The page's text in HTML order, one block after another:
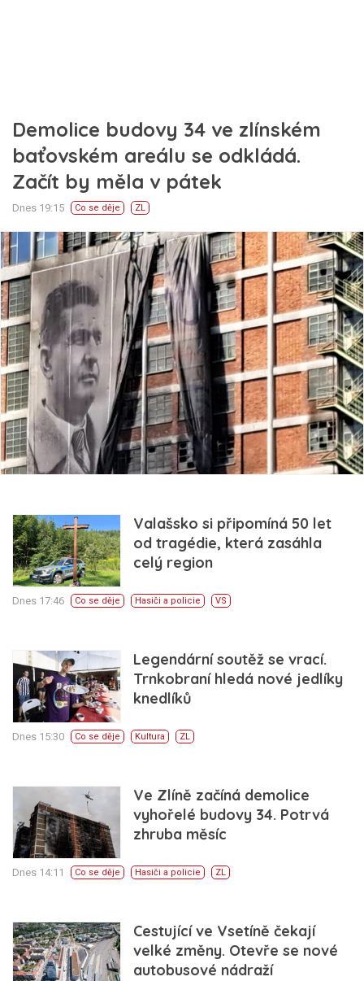
Demolice budovy 34 ve zlínském
baťovském areálu se odkládá.
Začít by měla v pátek
Dnes 19:15 Co se děje ZL
Valašsko si připomíná 50 let
od tragédie, která zasáhla
celý region
Dnes 17:46 Co se děje Hasiči a policie VS
Legendární soutěž se vrací.
Trnkobraní hledá nové jedlíky
knedlíků
Dnes 15:30 Co se děje Kultura ZL
Ve Zlíně začíná demolice
vyhořelé budovy 34. Potrvá
zhruba měsíc
Dnes 14:11 Co se děje Hasiči a policie ZL
Cestující ve Vsetíně čekají
velké změny. Otevře se nové
autobusové nádraží